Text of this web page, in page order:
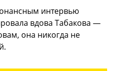
интервью
вдова Табакова —
она никогда не